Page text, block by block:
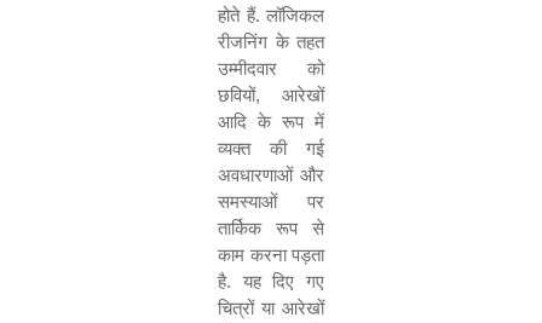
होते हैं. लॉजिकल
रीजनिंग के तहत
उम्मीदवार को
छवियों, आरेखों
आदि के रूप में
व्यक्त की गई
अवधारणाओं और
समस्याओं पर
तार्किक रूप से
काम करना पड़ता
है. यह दिए गए
चित्रों या आरेखों